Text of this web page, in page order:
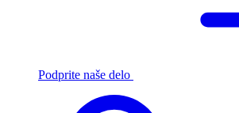
Podprite naše delo